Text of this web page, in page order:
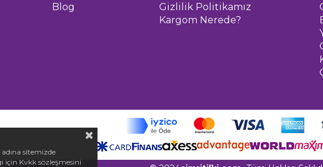
Blog
Gizlilik Politikamız
Kargom Nerede?
sitemizde
için Kvkk sözleşmesini